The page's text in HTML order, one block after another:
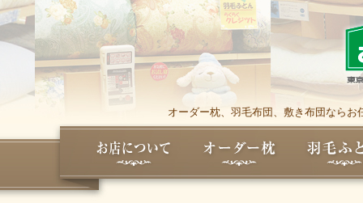
オーダー枕、羽毛布団、敷き布団なら